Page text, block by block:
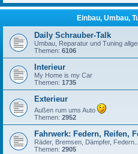
Einbau, Umbau,
Daily Schrauber-Talk
Umbau, Reparatur und Tuning
Themen: 6106
Interieur
My Home is my Car
Themen: 1735
Exterieur
Außen rum ums Auto
Themen: 2952
Fahrwerk: Federn, Reifen,
Räder, Bremsen, Dämpfer, Federn...
Themen: 2905